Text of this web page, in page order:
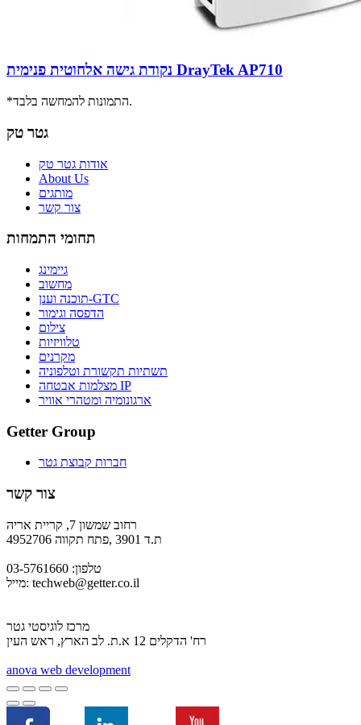
נקודת גישה אלחוטית פנימית DrayTek AP710
*התמונות להמחשה בלבד.
גטר טק
אודות גטר טק
About Us
מותגים
צור קשר
תחומי התמחות
גיימינג
מחשוב
תוכנה וענן-GTC
הדפסה וגימור
צילום
טלוויזיות
מקרנים
תשתיות תקשורת וטלפוניה
מצלמות אבטחה IP
ארגונומיה ומטהרי אוויר
Getter Group
חברות קבוצת גטר
צור קשר
רחוב שמשון 7, קריית אריה
ת.ד 3901 ,פתח תקווה 4952706
טלפון: 03-5761660
מייל: techweb@getter.co.il
מרכז לוגיסטי גטר
רח' הדקלים 12 א.ת. לב הארץ, ראש העין
anova web development